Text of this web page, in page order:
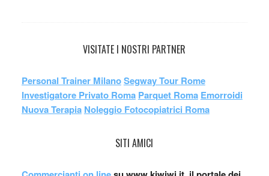
VISITATE I NOSTRI PARTNER
Personal Trainer MilanoSegway Tour Rome
Investigatore Privato Roma Parquet Roma Emorroidi
Nuova Terapia Noleggio Fotocopiatrici Roma
SITI AMICI